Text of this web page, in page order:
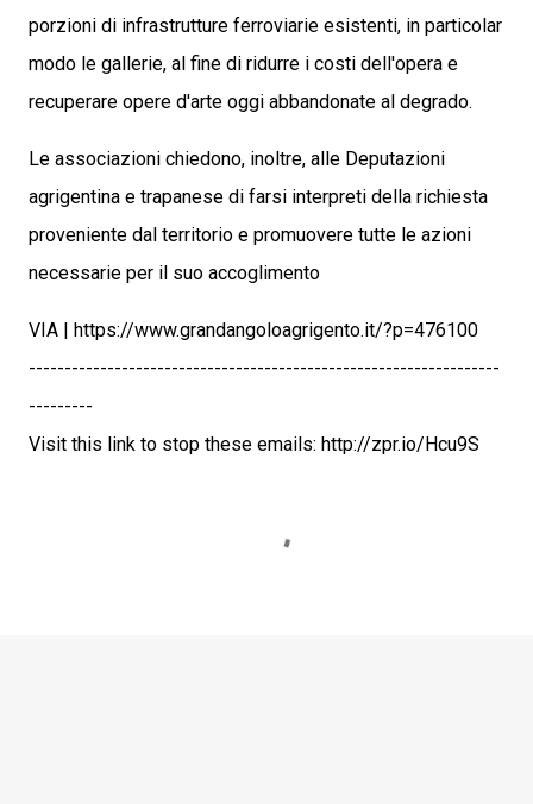
porzioni di infrastrutture ferroviarie esistenti, in particolar
modo le gallerie, al fine di ridurre i costi dell'opera e
recuperare opere d'arte oggi abbandonate al degrado.
Le associazioni chiedono, inoltre, alle Deputazioni
agrigentina e trapanese di farsi interpreti della richiesta
proveniente dal territorio e promuovere tutte le azioni
necessarie per il suo accoglimento
VIA | https://www.grandangoloagrigento.it/?p=476100
------------------------------------------------------------------
---------
Visit this link to stop these emails: http://zpr.io/Hcu9S